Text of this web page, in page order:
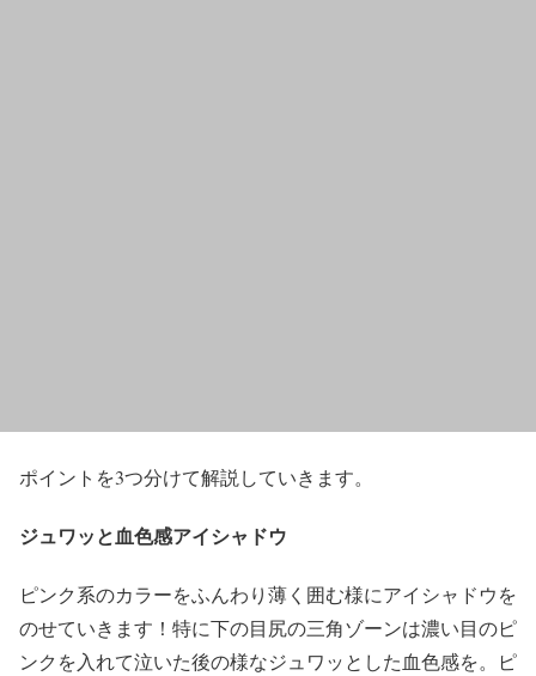
ポイントを3つ分けて解説していきます。
ジュワッと血色感アイシャドウ
ピンク系のカラーをふんわり薄く囲む様にアイシャドウを
のせていきます！特に下の目尻の三角ゾーンは濃い目のピ
ンクを入れて泣いた後の様なジュワッとした血色感を。ピ